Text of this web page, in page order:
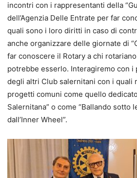
incontri con i rappresentanti della
dell’Agenzia Delle Entrate per far
quali sono i loro diritti in caso di
anche organizzare delle giornate di
far conoscere il Rotary a chi
potrebbe esserlo. Interagiremo con i
degli altri Club salernitani con i quali
progetti comuni come quello
Salernitana” o come “Ballando sotto
dall’Inner Wheel”.